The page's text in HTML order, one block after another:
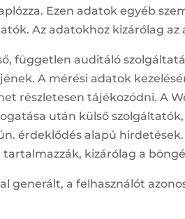
Ezen adatok egyéb
Az adatokhoz kizárólag az
független auditáló
A mérési adatok
részletesen tájékozódni. A
után külső
érdeklődés alapú
kizárólag a
generált, a felhasználót